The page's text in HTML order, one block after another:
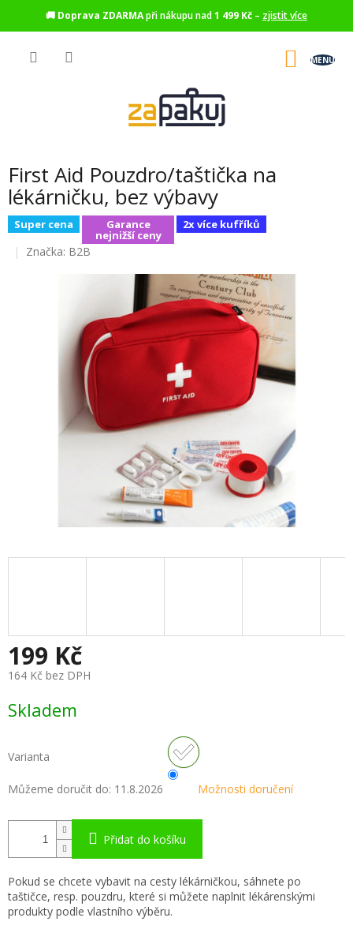
🚚 Doprava ZDARMApři nákupu nad1 499 Kč – zjistit více
First Aid Pouzdro/taštička na
lékárničku, bez výbavy
Super cena Garance
nejnižší ceny
2x více kufříků
Značka: B2B
199 Kč
164 Kč bez DPH
cena:
Skladem
Varianta
Můžeme doručit do: 11.8.2026 Možnosti doručení
Přidat do košíku
Pokud se chcete vybavit na cesty lékárničkou, sáhnete po
taštičce, resp. pouzdru, které si můžete naplnit lékárenskými
produkty podle vlastního výběru.